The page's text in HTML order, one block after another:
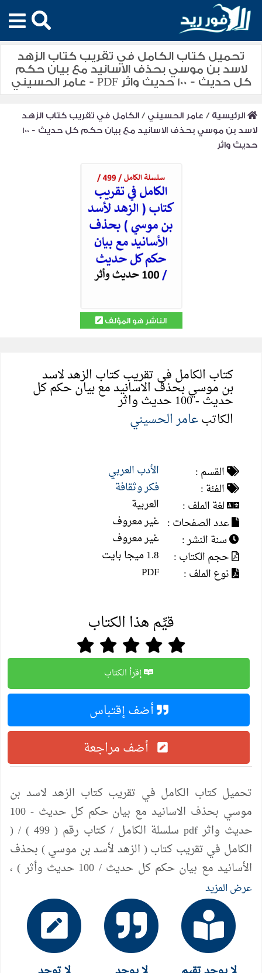
تحميل كتاب الكامل في تقريب كتاب الزهد
لاسد بن موسي بحذف الاسانيد مع بيان حكم
كل حديث - 100 حديث واثر PDF - عامر الحسيني
الرئيسية / عامر الحسيني /الكامل في تقريب كتاب الزهد
لاسد بن موسي بحذف الاسانيد مع بيان حكم كل حديث - 100
حديث واثر
الناشر هو المؤلف
كتاب الكامل في تقريب كتاب الزهد لاسد
بن موسي بحذف الاسانيد مع بيان حكم كل
حديث - 100 حديث واثر
الكاتبعامر الحسيني
القسم :
الأدب العربي
الفئة :
فكر وثقافة
لغة الملف :
العربية
عدد الصفحات : غير معروف
سنة النشر :
غير معروف
حجم الكتاب :
1.8 ميجا بايت
نوع الملف :
PDF
قيِّم هذا الكتاب
إقرأ الكتاب
أضف إقتباس
أضف مراجعة
تحميل كتاب الكامل في تقريب كتاب الزهد لاسد بن
موسي بحذف الاسانيد مع بيان حكم كل حديث - 100
حديث واثر pdf سلسلة الكامل / كتاب رقم ( 499 ) / (
الكامل في تقريب كتاب ( الزهد لأسد بن موسي ) بحذف
الأسانيد مع بيان حكم كل حديث / 100 حديث وأثر ) ،
لمؤلفه د/ عامر الحسيني
عرض المزيد